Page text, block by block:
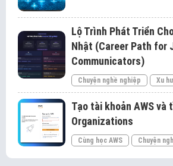
Lộ Trình Phát Triển
Nhật (Career Path for
Communicators)
Chuyện nghề nghiệp Xu
Tạo tài khoản AWS và
Organizations
Cùng học AWS Chuyện